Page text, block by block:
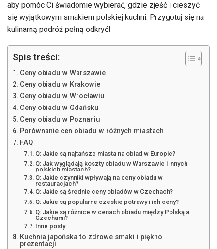
aby pomóc Ci świadomie wybierać, gdzie zjeść i cieszyć
się wyjątkowym smakiem polskiej kuchni. Przygotuj się na
kulinarną podróż pełną odkryć!
Spis treści:
Ceny obiadu w Warszawie
Ceny obiadu w Krakowie
Ceny obiadu w Wrocławiu
Ceny obiadu w Gdańsku
Ceny obiadu w Poznaniu
Porównanie cen obiadu w różnych miastach
FAQ
Q: Jakie są najtańsze miasta na obiad w Europie?
Q: Jak wyglądają koszty obiadu w Warszawie i innych
polskich miastach?
Q: Jakie czynniki wpływają na ceny obiadu w
restauracjach?
Q: Jakie są średnie ceny obiadów w Czechach?
Q: Jakie są popularne czeskie potrawy i ich ceny?
Q: Jakie są różnice w cenach obiadu między Polską a
Czechami?
Inne posty:
Kuchnia japońska to zdrowe smaki i piękno
prezentacji